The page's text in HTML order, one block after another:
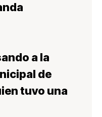
a la
de
tuvo una